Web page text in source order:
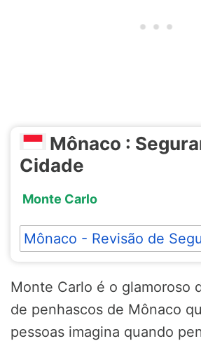
Mônaco :
Cidade
Monte Carlo
Mônaco - Revisão de
Monte Carlo é o glamoroso
de penhascos de Mônaco
pessoas imagina quando